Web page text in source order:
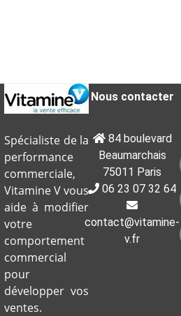
Spécialiste de la
performance
commerciale,
Vitamine V vous
aide à modifier
votre
comportement
commercial
pour
développer vos
ventes.
Nous contacter
84 boulevard
Beaumarchais
75011 Paris
06 23 07 32 64
contact@vitamine-
v.fr